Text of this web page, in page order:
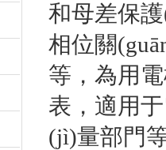
和母差保
相位關
等，為用
表，適用
(jì)量部門